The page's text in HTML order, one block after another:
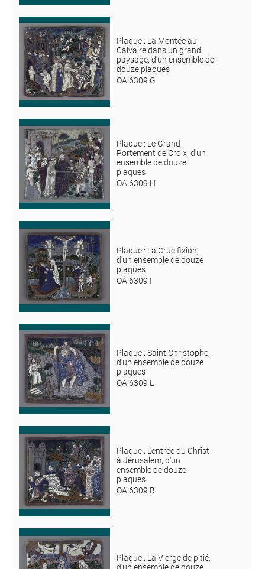
Plaque : La Montée au
Calvaire dans un grand
paysage, d'un ensemble de
douze plaques
OA 6309 G
Plaque : Le Grand
Portement de Croix, d'un
ensemble de douze
plaques
OA 6309 H
Plaque : La Crucifixion,
d'un ensemble de douze
plaques
OA 6309 I
Plaque : Saint Christophe,
d'un ensemble de douze
plaques
OA 6309 L
Plaque : L'entrée du Christ
à Jérusalem, d'un
ensemble de douze
plaques
OA 6309 B
Plaque : La Vierge de pitié,